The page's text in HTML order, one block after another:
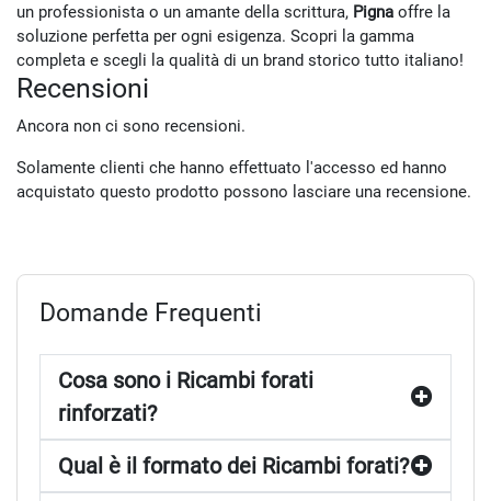
un professionista o un amante della scrittura, Pigna offre la
soluzione perfetta per ogni esigenza. Scopri la gamma
completa e scegli la qualità di un brand storico tutto italiano!
Recensioni
Ancora non ci sono recensioni.
Solamente clienti che hanno effettuato l'accesso ed hanno
acquistato questo prodotto possono lasciare una recensione.
Domande Frequenti
Cosa sono i Ricambi forati
rinforzati?
Qual è il formato dei Ricambi forati?